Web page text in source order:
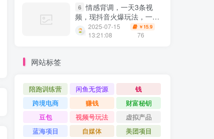
6 情感背调，一天3条视
频，现抖音火爆玩法，一天
轻松5张+【揭秘】
2025-07-15
13:21:08
￥ 15.9
76
网站标签
陪跑训练营 闲鱼无货源
钱
跨境电商
赚钱
财富秘钥
豆包
视频号玩法
虚拟产品
蓝海项目
自媒体
美团项目